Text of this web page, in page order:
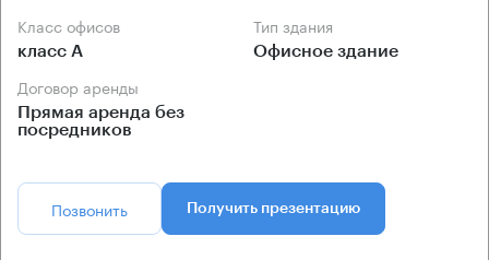
Класс офисов
класс А
Тип здания
Офисное здание
Договор аренды
Прямая аренда без
посредников
Позвонить Получить презентацию